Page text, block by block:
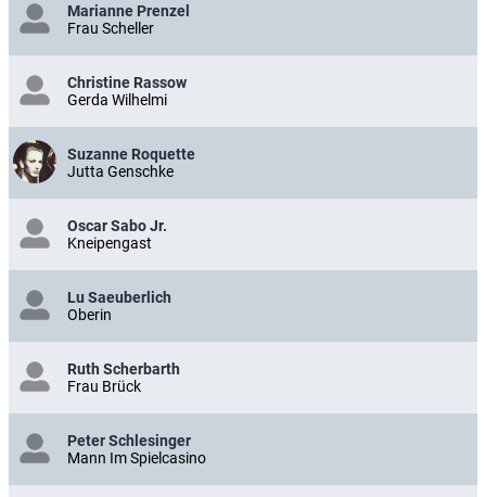
Marianne Prenzel
Frau Scheller
Christine Rassow
Gerda Wilhelmi
Suzanne Roquette
Jutta Genschke
Oscar Sabo Jr.
Kneipengast
Lu Saeuberlich
Oberin
Ruth Scherbarth
Frau Brück
Peter Schlesinger
Mann Im Spielcasino